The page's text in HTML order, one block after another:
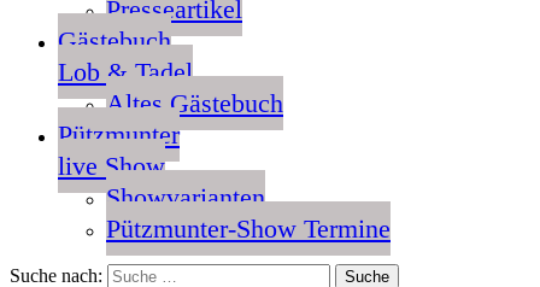
Presseartikel
Gästebuch
Lob & Tadel
Altes Gästebuch
Pützmunter
live Show
Showvarianten
Pützmunter-Show Termine
Suche nach: